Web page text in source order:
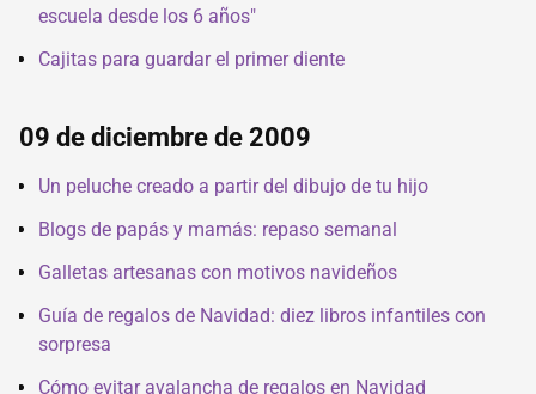
escuela desde los 6 años"
Cajitas para guardar el primer diente
09 de diciembre de 2009
Un peluche creado a partir del dibujo de tu hijo
Blogs de papás y mamás: repaso semanal
Galletas artesanas con motivos navideños
Guía de regalos de Navidad: diez libros infantiles con
sorpresa
Cómo evitar avalancha de regalos en Navidad